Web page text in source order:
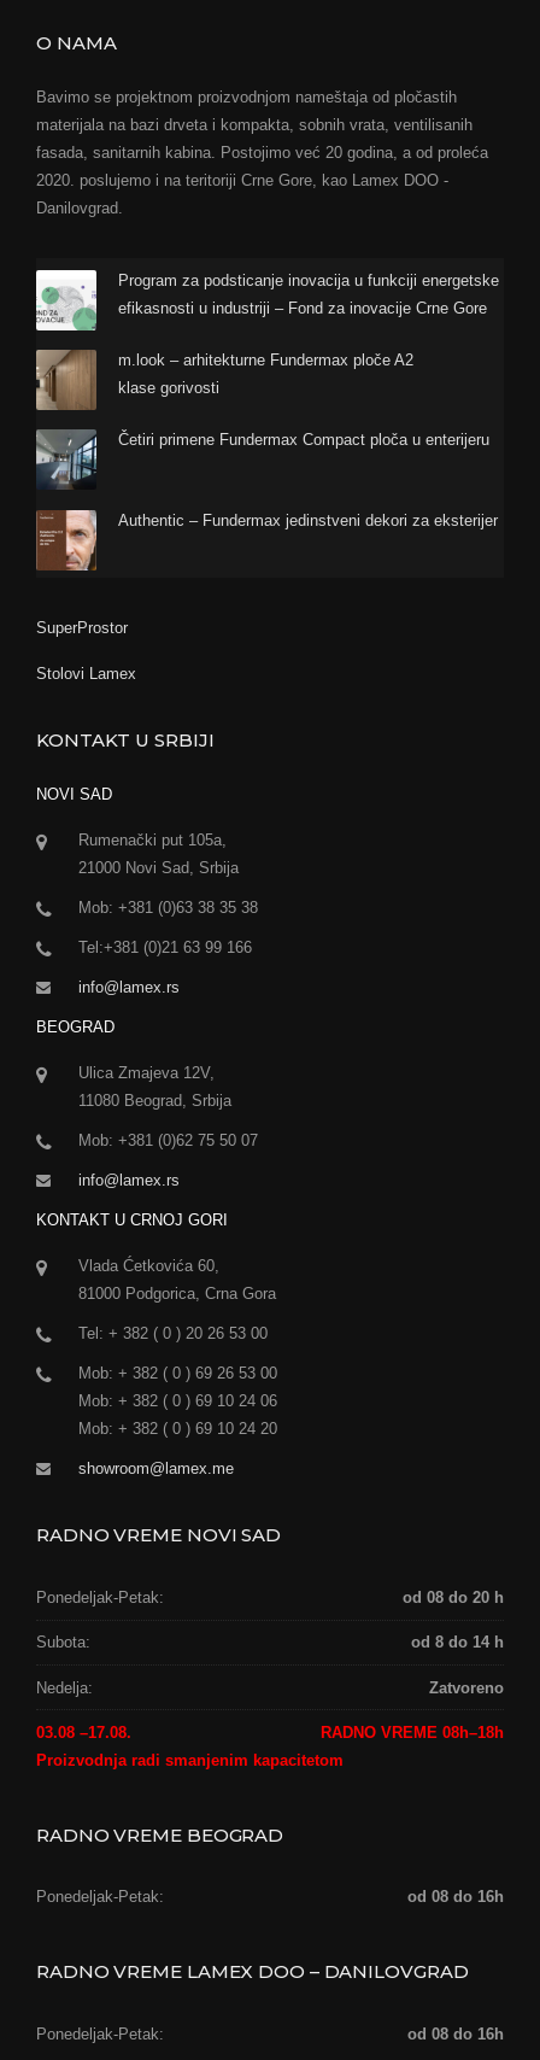
O NAMA
Bavimo se projektnom proizvodnjom nameštaja od pločastih
materijala na bazi drveta i kompakta, sobnih vrata, ventilisanih
fasada, sanitarnih kabina. Postojimo već 20 godina, a od proleća
2020. poslujemo i na teritoriji Crne Gore, kao Lamex DOO -
Danilovgrad.
Program za podsticanje inovacija u funkciji energetske
efikasnosti u industriji – Fond za inovacije Crne Gore
m.look – arhitekturne Fundermax ploče A2
klase gorivosti
Četiri primene Fundermax Compact ploča u enterijeru
Authentic – Fundermax jedinstveni dekori za eksterijer
SuperProstor
Stolovi Lamex
KONTAKT U SRBIJI
NOVI SAD
Rumenački put 105a,
21000 Novi Sad, Srbija
Mob: +381 (0)63 38 35 38
Tel:+381 (0)21 63 99 166
info@lamex.rs
BEOGRAD
Ulica Zmajeva 12V,
11080 Beograd, Srbija
Mob: +381 (0)62 75 50 07
info@lamex.rs
KONTAKT U CRNOJ GORI
Vlada Ćetkovića 60,
81000 Podgorica, Crna Gora
Tel: + 382 ( 0 ) 20 26 53 00
Mob: + 382 ( 0 ) 69 26 53 00
Mob: + 382 ( 0 ) 69 10 24 06
Mob: + 382 ( 0 ) 69 10 24 20
showroom@lamex.me
RADNO VREME NOVI SAD
Ponedeljak-Petak: od 08 do 20 h
Subota: od 8 do 14 h
Nedelja: Zatvoreno
03.08 –17.08.
RADNO VREME 08h–18h
Proizvodnja radi smanjenim kapacitetom
RADNO VREME BEOGRAD
Ponedeljak-Petak: od 08 do 16h
RADNO VREME LAMEX DOO – DANILOVGRAD
Ponedeljak-Petak: od 08 do 16h